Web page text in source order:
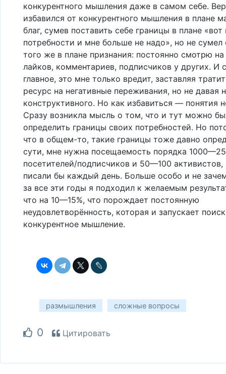
конкурентного мышления даже в самом себе.
избавился от конкурентного мышления в плане
благ, сумев поставить себе границы в плане
потребности и мне больше не надо», но не сумел
того же в плане признания: постоянно смотрю
лайков, комментариев, подписчиков у других. И
главное, это мне только вредит, заставляя
ресурс на негативные переживания, но не давая
конструктивного. Но как избавиться — понятия
Сразу возникла мысль о том, что и тут можно
определить границы своих потребностей. Но
что в общем-то, такие границы тоже давно
сути, мне нужна посещаемость порядка
посетителей/подписчиков и 50—100
писали бы каждый день. Больше особо и не
за все эти годы я подходил к желаемым
что на 10—15%, что порождает постоянную
неудовлетворённость, которая и запускает
конкурентное мышление.
размышления сложные вопросы
0 Цитировать